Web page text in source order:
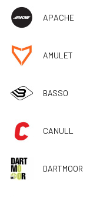
APACHE
AMULET
BASSO
CANULL
DARTMOOR